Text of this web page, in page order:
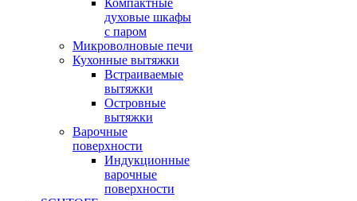
Компактные
духовые шкафы
с паром
Микроволновые печи
Кухонные вытяжки
Встраиваемые
вытяжки
Островные
вытяжки
Варочные
поверхности
Индукционные
варочные
поверхности